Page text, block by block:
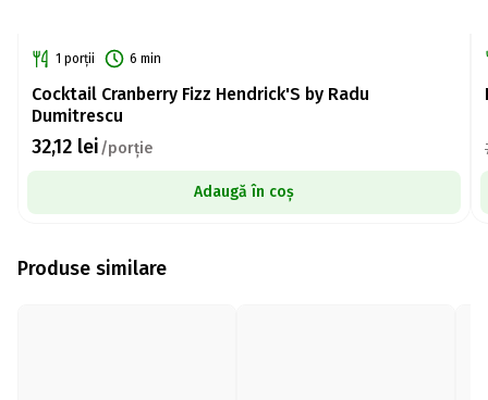
1 porții 6 min
Cocktail Cranberry Fizz Hendrick'S by Radu
Dumitrescu
32,12 lei/porție
Adaugă în coș
Produse similare